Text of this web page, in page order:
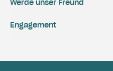
Engagement
Werde unser Freund